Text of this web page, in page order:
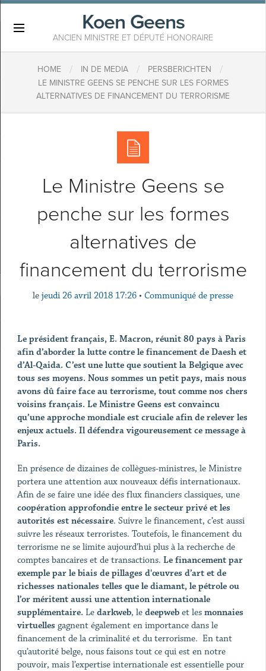
Koen Geens
ANCIEN MINISTRE ET DÉPUTÉ HONORAIRE
HOME / IN DE MEDIA / PERSBERICHTEN /
​LE MINISTRE GEENS SE PENCHE SUR LES FORMES
ALTERNATIVES DE FINANCEMENT DU TERRORISME
​Le Ministre Geens se
penche sur les formes
alternatives de
financement du terrorisme
le jeudi 26 avril 2018 17:26 • Communiqué de presse
Le président français, E. Macron, réunit 80 pays à Paris
afin d’aborder la lutte contre le financement de Daesh et
d’Al-Qaida. C’est une lutte que soutient la Belgique avec
tous ses moyens. Nous sommes un petit pays, mais nous
avons dû faire face au terrorisme, tout comme nos chers
voisins français. Le Ministre Geens est convaincu
qu’une approche mondiale est cruciale afin de relever les
enjeux actuels. Il défendra vigoureusement ce message à
Paris.
En présence de dizaines de collègues-ministres, le Ministre
portera une attention aux nouveaux défis internationaux.
Afin de se faire une idée des flux financiers classiques, une
coopération approfondie entre le secteur privé et les
autorités est nécessaire. Suivre le financement, c’est aussi
suivre les réseaux terroristes. Toutefois, le financement du
terrorisme ne se limite aujourd’hui plus à la recherche de
comptes bancaires et de transactions. Le financement par
exemple par le biais de pillages d'œuvres d’art et de
richesses nationales telles que le diamant, le pétrole ou
l’or méritent aussi une attention internationale
supplémentaire. Le darkweb, le deepwebet les monnaies
virtuelles gagnent également en importance dans le
financement de la criminalité et du terrorisme. En tant
qu’autorité belge, nous faisons tout ce qui est en notre
pouvoir, mais l’expertise internationale est essentielle pour